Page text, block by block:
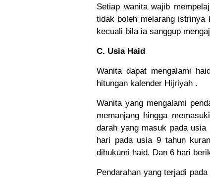
Setiap wanita wajib
tidak boleh melarang istrinya
kecuali bila ia sanggup
C. Usia Haid
Wanita dapat mengalami
hitungan kalender Hijriyah .
Wanita yang mengalami
memanjang hingga
darah yang masuk pada
hari pada usia 9 tahun
dihukumi haid. Dan 6 hari
Pendarahan yang terjadi